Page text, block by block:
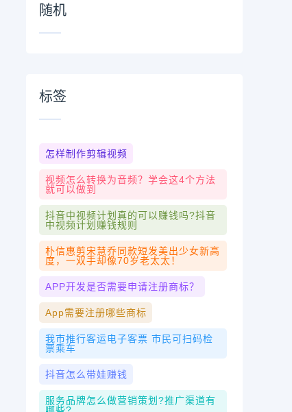
随机
标签
怎样制作剪辑视频
视频怎么转换为音频？学会这4个方法
就可以做到
抖音中视频计划真的可以赚钱吗?抖音
中视频计划赚钱规则
朴信惠剪宋慧乔同款短发美出少女新高
度，一双手却像70岁老太太！
APP开发是否需要申请注册商标？
App需要注册哪些商标
我市推行客运电子客票 市民可扫码检
票乘车
抖音怎么带娃赚钱
服务品牌怎么做营销策划?推广渠道有